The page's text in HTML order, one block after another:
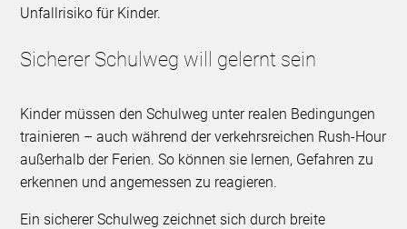
Unfallrisiko für Kinder.
Sicherer Schulweg will gelernt sein
Kinder müssen den Schulweg unter realen Bedingungen
trainieren – auch während der verkehrsreichen Rush-Hour
außerhalb der Ferien. So können sie lernen, Gefahren zu
erkennen und angemessen zu reagieren.
Ein sicherer Schulweg zeichnet sich durch breite